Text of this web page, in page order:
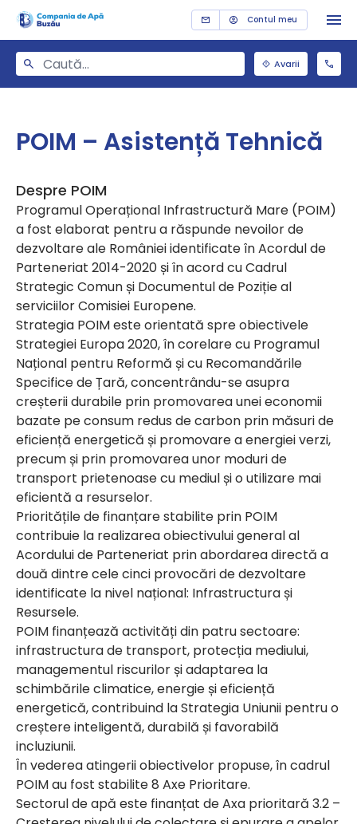
Contul meu
Avarii
POIM – Asistență Tehnică
Despre POIM
Programul Operațional Infrastructură Mare (POIM)
a fost elaborat pentru a răspunde nevoilor de
dezvoltare ale României identificate în Acordul de
Parteneriat 2014-2020 și în acord cu Cadrul
Strategic Comun și Documentul de Poziție al
serviciilor Comisiei Europene.
Strategia POIM este orientată spre obiectivele
Strategiei Europa 2020, în corelare cu Programul
Național pentru Reformă și cu Recomandările
Specifice de Țară, concentrându-se asupra
creșterii durabile prin promovarea unei economii
bazate pe consum redus de carbon prin măsuri de
eficiență energetică și promovare a energiei verzi,
precum și prin promovarea unor moduri de
transport prietenoase cu mediul și o utilizare mai
eficientă a resurselor.
Prioritățile de finanțare stabilite prin POIM
contribuie la realizarea obiectivului general al
Acordului de Parteneriat prin abordarea directă a
două dintre cele cinci provocări de dezvoltare
identificate la nivel național: Infrastructura și
Resursele.
POIM finanțează activități din patru sectoare:
infrastructura de transport, protecția mediului,
managementul riscurilor și adaptarea la
schimbările climatice, energie și eficiență
energetică, contribuind la Strategia Uniunii pentru o
creștere inteligentă, durabilă și favorabilă
incluziunii.
În vederea atingerii obiectivelor propuse, în cadrul
POIM au fost stabilite 8 Axe Prioritare.
Sectorul de apă este finanțat de Axa prioritară 3.2 –